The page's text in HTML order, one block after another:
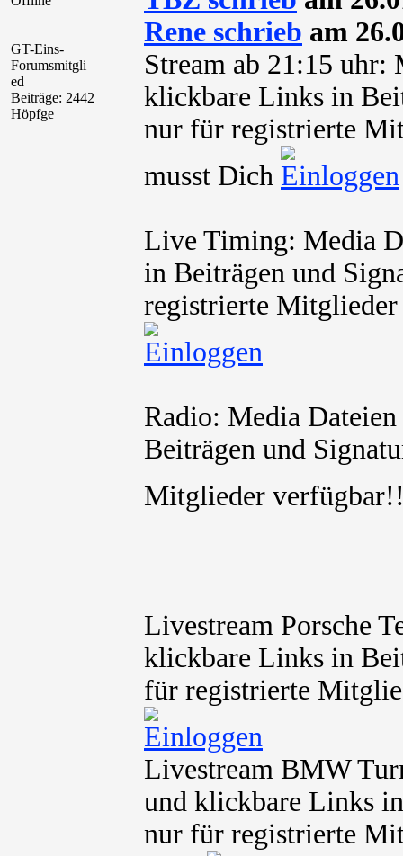
GT-Eins-
Forumsmitgli
ed
Beiträge: 2442
Höpfge
Rene schrieb am
Stream ab 21:15 uhr:
klickbare Links in
nur für registrierte
musst Dich
Live Timing: Media
in Beiträgen und
registrierte
Radio: Media
Beiträgen und
Mitglieder
Livestream Porsche
klickbare Links in
für registrierte
Livestream BMW
und klickbare Links
nur für registrierte